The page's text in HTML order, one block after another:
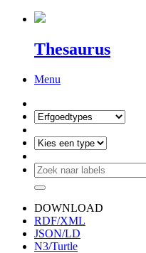
Thesaurus
Menu
DOWNLOAD
RDF/XML
JSON/LD
N3/Turtle